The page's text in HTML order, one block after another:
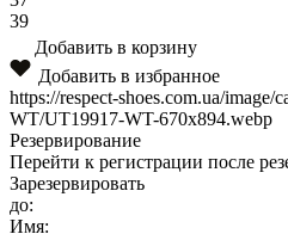
39
Добавить в корзину
Добавить в избранное
https://respect-shoes.com.ua/image/
WT/UT19917-WT-670x894.webp
Резервирование
Перейти к регистрации после
Зарезервировать
до:
Имя: